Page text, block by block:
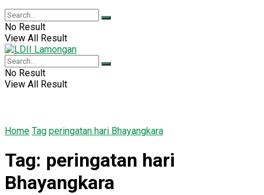
No Result
View All Result
No Result
View All Result
Home Tag peringatan hari Bhayangkara
Tag: peringatan hari
Bhayangkara